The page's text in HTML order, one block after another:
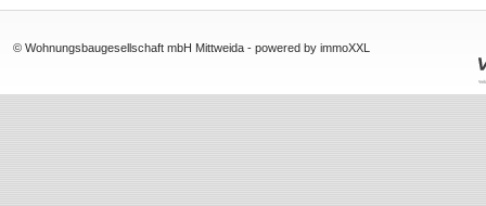
© Wohnungsbaugesellschaft mbH Mittweida -powered by immoXXL